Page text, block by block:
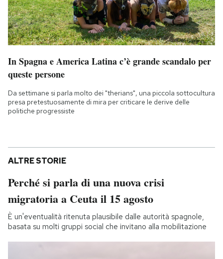
In Spagna e America Latina c’è grande scandalo per
queste persone
Da settimane si parla molto dei "therians", una piccola sottocultura
presa pretestuosamente di mira per criticare le derive delle
politiche progressiste
ALTRE STORIE
Perché si parla di una nuova crisi
migratoria a Ceuta il 15 agosto
È un'eventualità ritenuta plausibile dalle autorità spagnole,
basata su molti gruppi social che invitano alla mobilitazione